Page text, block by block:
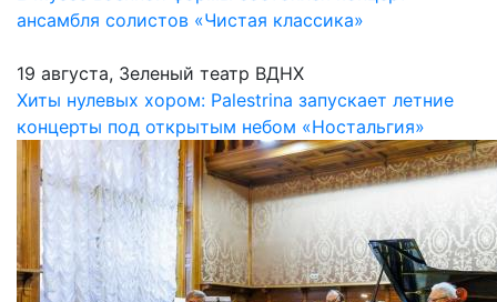
ансамбля солистов «Чистая классика»
19 августа, Зеленый театр ВДНХ
Хиты нулевых хором: Palestrina запускает летние
концерты под открытым небом «Ностальгия»